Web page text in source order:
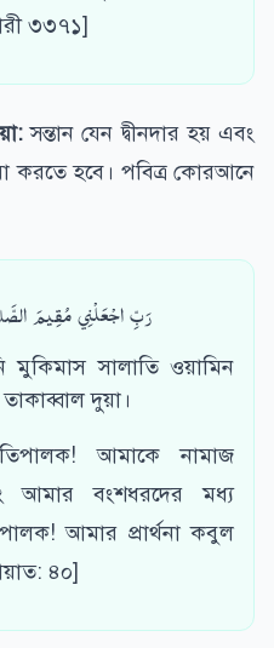
৩৩৭১]
সন্তান যেন দ্বীনদার হয় এবং
করতে হবে। পবিত্র কোরআনে
رَبِّ اجْعَلْنِي مُقِيمَ
সালাতি ওয়ামিন
দুয়া।
আমাকে নামাজ
আমার বংশধরদের মধ্য
আমার প্রার্থনা কবুল
৪০]